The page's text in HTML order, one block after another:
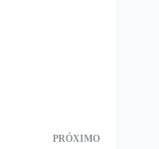
PRÓXIMO